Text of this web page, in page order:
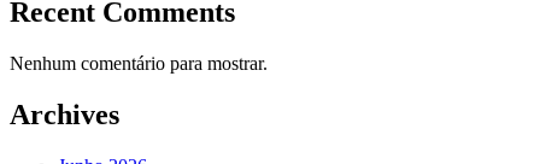
Recent Comments
Nenhum comentário para mostrar.
Archives